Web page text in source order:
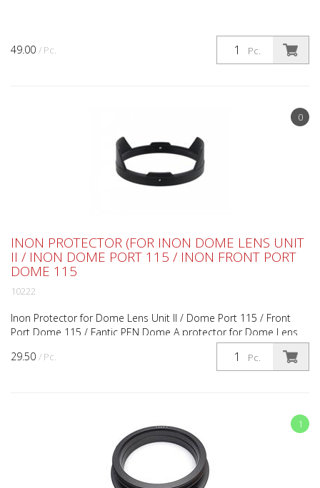
49.00 / Pc. Pc.
0
29.50 / Pc. Pc.
INON PROTECTOR (FOR INON DOME LENS UNIT
II / INON DOME PORT 115 / INON FRONT PORT
DOME 115
10222
Inon Protector for Dome Lens Unit II / Dome Port 115 / Front
Port Dome 115 / Fantic PEN Dome A protector for Dome Lens
Unit II for UWL-H100, Dome Lens Unit II for UWL-100...
1